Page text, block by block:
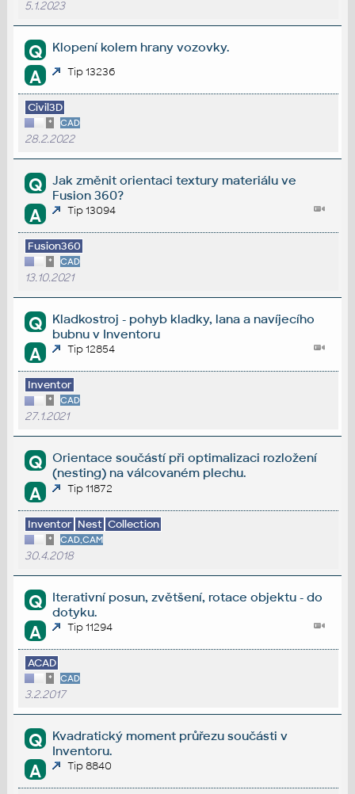
5.1.2023
Q Klopení kolem hrany vozovky.
A Tip 13236
Civil3D
* CAD
28.2.2022
Q
Jak změnit orientaci textury materiálu ve
Fusion 360?
A Tip 13094
Fusion360
* CAD
13.10.2021
Q
Kladkostroj - pohyb kladky, lana a navíjecího
bubnu v Inventoru
A Tip 12854
Inventor
* CAD
27.1.2021
Q
Orientace součástí při optimalizaci rozložení
(nesting) na válcovaném plechu.
A Tip 11872
Inventor Nest Collection
* CAD,CAM
30.4.2018
Q
Iterativní posun, zvětšení, rotace objektu - do
dotyku.
A Tip 11294
ACAD
* CAD
3.2.2017
Q
Kvadratický moment průřezu součásti v
Inventoru.
A Tip 8840